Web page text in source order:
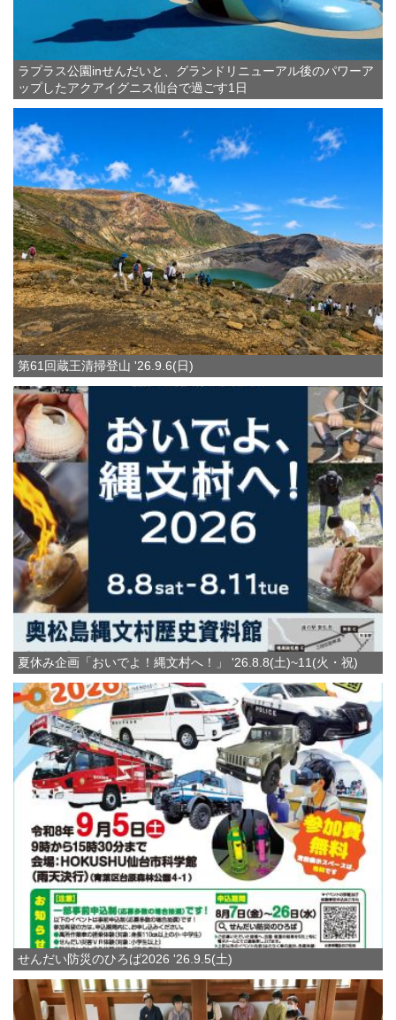
ラプラス公園inせんだいと、グランドリニューアル後のパワーア
ップしたアクアイグニス仙台で過ごす1日
第61回蔵王清掃登山 '26.9.6(日)
夏休み企画「おいでよ！縄文村へ！」 '26.8.8(土)~11(火・祝)
せんだい防災のひろば2026 '26.9.5(土)